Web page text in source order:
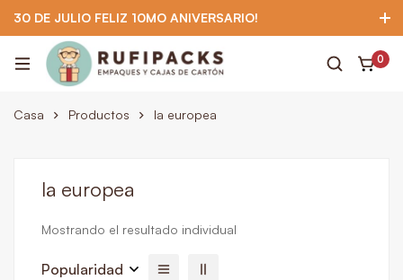
30 DE JULIO FELIZ 10MO ANIVERSARIO!
922 295 403
0
Casa Productos la europea
la europea
Mostrando el resultado individual
Popularidad